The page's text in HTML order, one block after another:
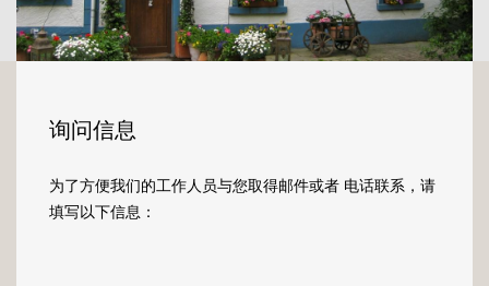
Côté avant de la ferme : une entrée avec
possibilité de nombreux espaces de
voitures).
Côté jardin : 4 chambres à coucher dont une
suite parentale avec salle de bain et dressing,
询问信息
为了方便我们的工作人员与您取得邮件或者 电话联系，请
填写以下信息：